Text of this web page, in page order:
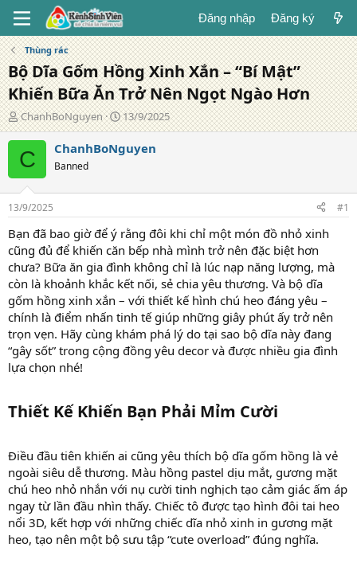
Đăng nhập Đăng ký
Thùng rác
Bộ Dĩa Gốm Hồng Xinh Xắn – “Bí Mật”
Khiến Bữa Ăn Trở Nên Ngọt Ngào Hơn
T
á
c
g
ả
ChanhBoNguyen
N
g
à
y
g
13/9/2025
C ChanhBoNguyen
Banned
13/9/2025 #1
Bạn đã bao giờ để ý rằng đôi khi chỉ một món đồ nhỏ xinh
cũng đủ để khiến căn bếp nhà mình trở nên đặc biệt hơn
chưa? Bữa ăn gia đình không chỉ là lúc nạp năng lượng, mà
còn là khoảnh khắc kết nối, sẻ chia yêu thương. Và bộ dĩa
gốm hồng xinh xắn – với thiết kế hình chú heo đáng yêu –
chính là điểm nhấn tinh tế giúp những giây phút ấy trở nên
trọn vẹn. Hãy cùng khám phá lý do tại sao bộ dĩa này đang
“gây sốt” trong cộng đồng yêu decor và được nhiều gia đình
lựa chọn nhé!
Thiết Kế Khiến Bạn Phải Mỉm Cười
Điều đầu tiên khiến ai cũng yêu thích bộ dĩa gốm hồng là vẻ
ngoài siêu dễ thương. Màu hồng pastel dịu mắt, gương mặt
chú heo nhỏ nhắn với nụ cười tinh nghịch tạo cảm giác ấm áp
ngay từ lần đầu nhìn thấy. Chiếc tô được tạo hình đôi tai heo
nổi 3D, kết hợp với những chiếc dĩa nhỏ xinh in gương mặt
heo, tạo nên một bộ sưu tập “cute overload” đúng nghĩa.